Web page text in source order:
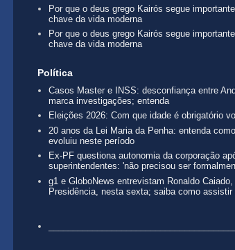
Por que o deus grego Kairós segue
chave da vida moderna
Por que o deus grego Kairós segue
chave da vida moderna
Política
Casos Master e INSS: desconfiança entre
marca investigações; entenda
Eleições 2026: Com que idade é obrigatório
20 anos da Lei Maria da Penha: entenda
evoluiu neste período
Ex-PF questiona autonomia da corporação
superintendentes: 'não precisou ser
g1 e GloboNews entrevistam Ronaldo
Presidência, nesta sexta; saiba como assistir